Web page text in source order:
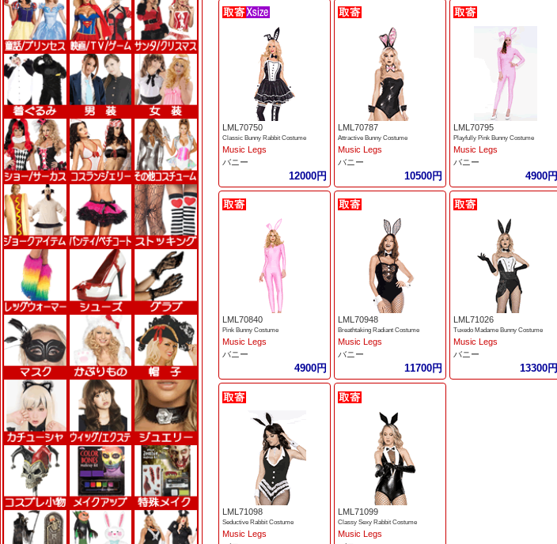
LML70750
Classic Bunny Rabbit Costume
Music Legs
バニー
12000円
LML70787
Attractive Bunny Costume
Music Legs
バニー
10500円
LML70795
Playfully Pink Bunny Costume
Music Legs
バニー
4900円
LML70840
Pink Bunny Costume
Music Legs
バニー
4900円
LML70948
Breathtaking Radiant Costume
Music Legs
バニー
11700円
LML71026
Tuxedo Madame Bunny Costume
Music Legs
バニー
13300円
LML71098
Seductive Rabbit Costume
Music Legs
LML71099
Classy Sexy Rabbit Costume
Music Legs